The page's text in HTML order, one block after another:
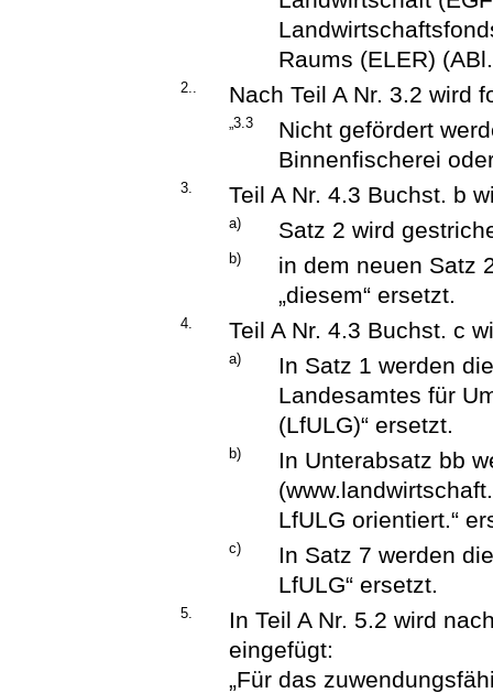
Raums (ELER)
2.. Nach Teil A Nr. 3.2 wird
„3.3
Nicht gefördert
Binnenfischerei
3. Teil A Nr. 4.3 Buchst. b
a) Satz 2 wird
b)
in dem neuen Satz
„diesem“ ersetzt.
4. Teil A Nr. 4.3 Buchst. c
a)
In Satz 1 werden
Landesamtes für
(LfULG)“ ersetzt.
b)
In Unterabsatz bb
LfULG orientiert.“
c)
In Satz 7 werden
LfULG“ ersetzt.
5.
In Teil A Nr. 5.2 wird
eingefügt:
„Für das